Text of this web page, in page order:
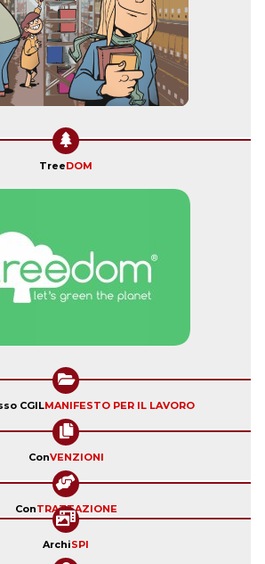
TreeDOM
CGILMANIFESTO PER IL LAVORO
ConVENZIONI
ConTRATTAZIONE
ArchiSPI